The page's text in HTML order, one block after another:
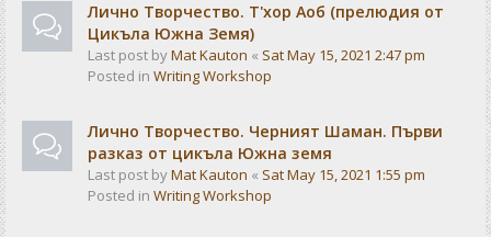
Лично Творчество. Т'хор Аоб (прелюдия от
Цикъла Южна Земя)
Last post byMat Kauton « Sat May 15, 2021 2:47 pm
Posted in Writing Workshop
Лично Творчество. Черният Шаман. Първи
разказ от цикъла Южна земя
Last post byMat Kauton « Sat May 15, 2021 1:55 pm
Posted in Writing Workshop